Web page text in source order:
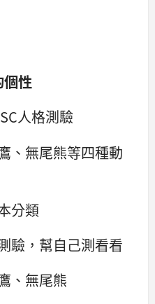
性
人格測驗
、無尾熊等四種動
分類
驗，幫自己測看看
、無尾熊